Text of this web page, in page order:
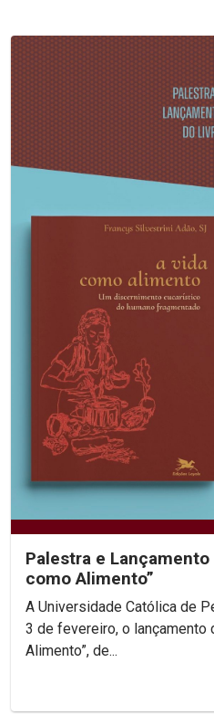
Palestra e Lançamento
como Alimento”
A Universidade Católica de
3 de fevereiro, o lançamento
Alimento”, de...